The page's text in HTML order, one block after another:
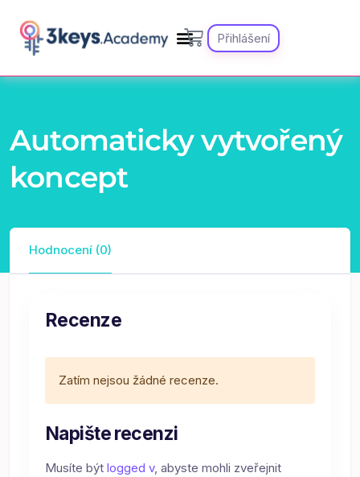
Přihlášení
Automaticky vytvořený
koncept
Hodnocení (0)
Recenze
Zatím nejsou žádné recenze.
Napište recenzi
Musíte být logged v, abyste mohli zveřejnit